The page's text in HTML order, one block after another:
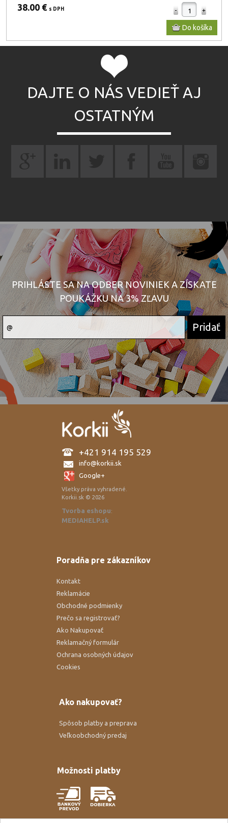
38.00 € s DPH
DAJTE O NÁS VEDIEŤ AJ
OSTATNÝM
PRIHLÁSTE SA NA ODBER NOVINIEK A ZÍSKATE
POUKÁŽKU NA 3% ZĽAVU
+421 914 195 529
info@korkii.sk
Google+
Všetky práva vyhradené.
Korkii.sk © 2026
Tvorba eshopu:
MEDIAHELP.sk
Poradňa pre zákazníkov
Kontakt
Reklamácie
Obchodné podmienky
Prečo sa registrovať?
Ako Nakupovať
Reklamačný formulár
Ochrana osobných údajov
Cookies
Ako nakupovať?
Spôsob platby a preprava
Veľkoobchodný predaj
Možnosti platby